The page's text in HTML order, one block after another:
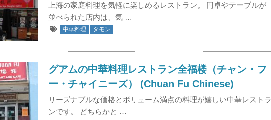
上海の家庭料理を気軽に楽しめるレストラン。 円卓やテーブルが
並べられた店内は、気 …
中華料理 タモン
グアムの中華料理レストラン全福楼（チャン・フ
ー・チャイニーズ） (Chuan Fu Chinese)
リーズナブルな価格とボリューム満点の料理が嬉しい中華レストラ
ンです。 どちらかと …